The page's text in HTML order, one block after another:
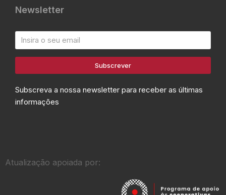
Newsletter
Subscrever
Subscreva a nossa newsletter para receber as últimas
informações
Atualização apoiada por: